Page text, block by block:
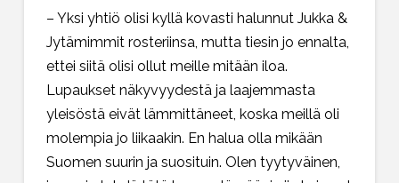
– Yksi yhtiö olisi kyllä kovasti halunnut Jukka &
Jytämimmit rosteriinsa, mutta tiesin jo ennalta,
ettei siitä olisi ollut meille mitään iloa.
Lupaukset näkyvyydestä ja laajemmasta
yleisöstä eivät lämmittäneet, koska meillä oli
molempia jo liikaakin. En halua olla mikään
Suomen suurin ja suosituin. Olen tyytyväinen,